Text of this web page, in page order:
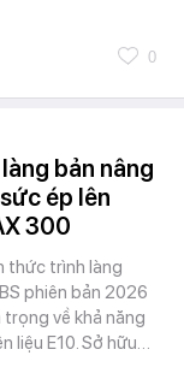
0
bản nâng
ép lên
300
thức trình làng
phiên bản 2026
về khả năng
liệu E10. Sở hữu…